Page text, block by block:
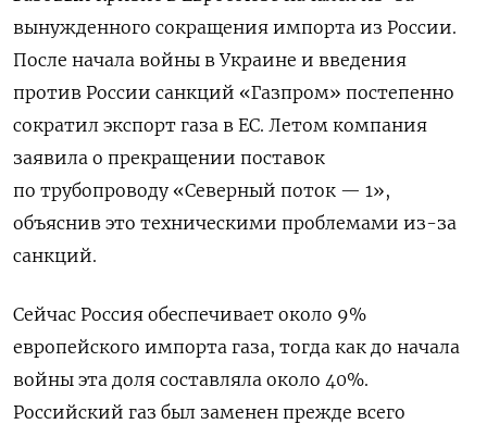
вынужденного сокращения импорта из России.
После начала войны в Украине и введения
против России санкций «Газпром» постепенно
сократил экспорт газа в ЕС. Летом компания
заявила о прекращении поставок
по трубопроводу «Северный поток — 1»,
объяснив это техническими проблемами из-за
санкций.
Сейчас Россия обеспечивает около 9%
европейского импорта газа, тогда как до начала
войны эта доля составляла около 40%.
Российский газ был заменен прежде всего